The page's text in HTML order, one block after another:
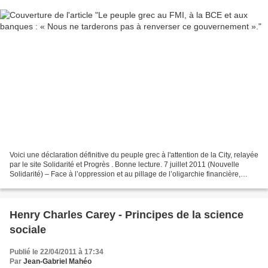
Voici une déclaration définitive du peuple grec à l'attention de la City, relayée
par le site Solidarité et Progrès . Bonne lecture. 7 juillet 2011 (Nouvelle
Solidarité) – Face à l’oppression et au pillage de l’oligarchie financière,
Henry Charles Carey - Principes de la science
sociale
Publié le 22/04/2011 à 17:34
Par Jean-Gabriel Mahéo